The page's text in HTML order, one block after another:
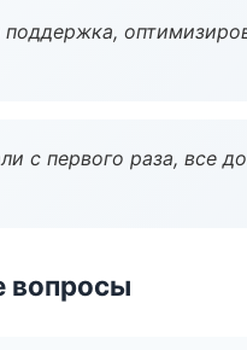
с первого раза, все
вопросы